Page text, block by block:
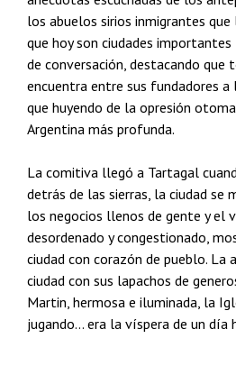
los abuelos sirios inmigrantes
que hoy son ciudades
de conversación, destacando
encuentra entre sus fundadores a
que huyendo de la opresión
Argentina más profunda.
La comitiva llegó a Tartagal
detrás de las sierras, la ciudad se
los negocios llenos de gente y el
desordenado y congestionado,
ciudad con corazón de pueblo. La
ciudad con sus lapachos de
Martin, hermosa e iluminada, la
jugando… era la víspera de un día